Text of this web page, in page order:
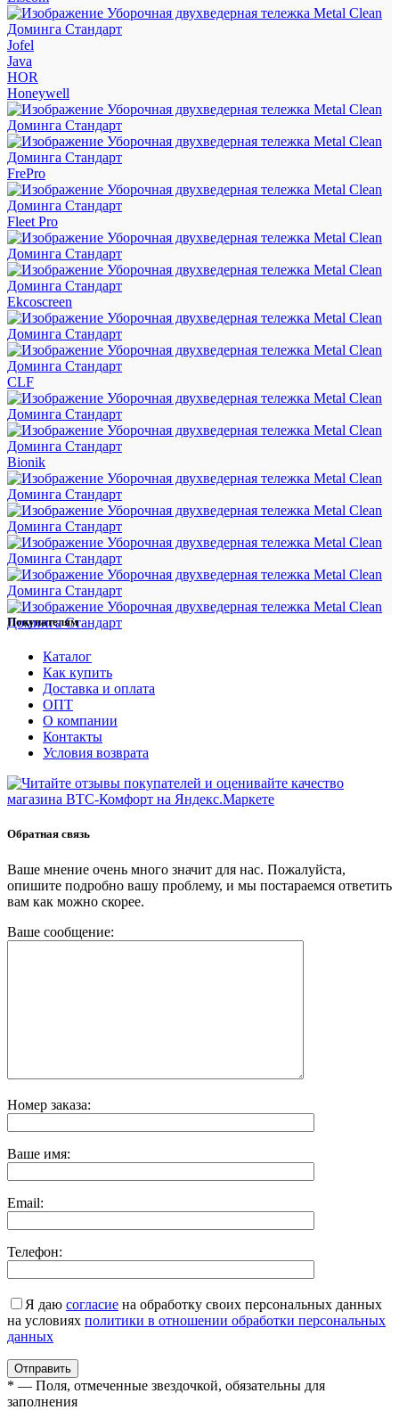
Jofel
Java
HOR
Honeywell
FrePro
Fleet Pro
Ekcoscreen
CLF
Bionik
Покупателям
Каталог
Как купить
Доставка и оплата
ОПТ
О компании
Контакты
Условия возврата
Обратная связь
Ваше мнение очень много значит для нас. Пожалуйста,
опишите подробно вашу проблему, и мы постараемся ответить
вам как можно скорее.
Ваше сообщение:
Номер заказа:
Ваше имя:
Email:
Телефон:
Я даю согласие на обработку своих персональных данных
на условиях политики в отношении обработки персональных
данных
* — Поля, отмеченные звездочкой, обязательны для
заполнения